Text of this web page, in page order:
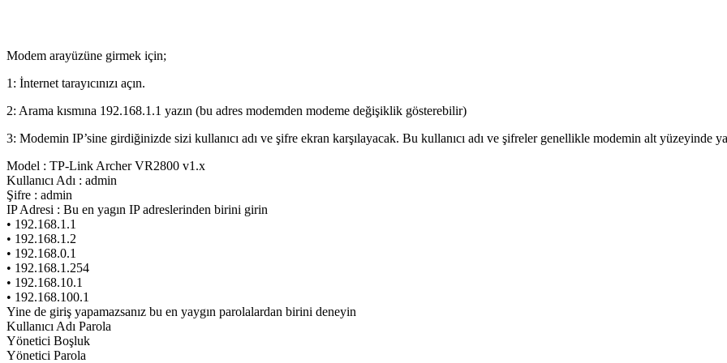
Modem arayüzüne girmek için;
1: İnternet tarayıcınızı açın.
2: Arama kısmına 192.168.1.1 yazın (bu adres modemden modeme değişiklik gösterebilir)
3: Modemin IP’sine girdiğinizde sizi kullanıcı adı ve şifre ekran karşılayacak. Bu kullanıcı adı ve şifreler genellikle modemin alt yüzeyinde
Model : TP-Link Archer VR2800 v1.x
Kullanıcı Adı : admin
Şifre : admin
IP Adresi : Bu en yagın IP adreslerinden birini girin
• 192.168.1.1
• 192.168.1.2
• 192.168.0.1
• 192.168.1.254
• 192.168.10.1
• 192.168.100.1
Yine de giriş yapamazsanız bu en yaygın parolalardan birini deneyin
Kullanıcı Adı Parola
Yönetici Boşluk
Yönetici Parola